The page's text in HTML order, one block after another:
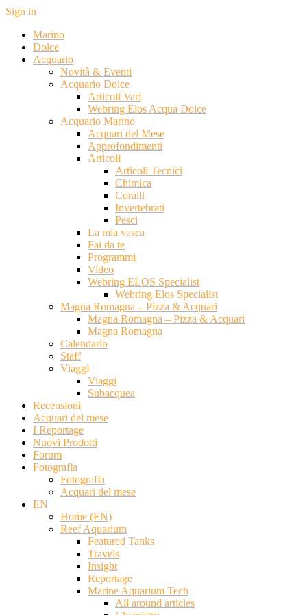
Sign in
Marino
Dolce
Acquario
Novità & Eventi
Acquario Dolce
Articoli Vari
Webring Elos Acqua Dolce
Acquario Marino
Acquari del Mese
Approfondimenti
Articoli
Articoli Tecnici
Chimica
Coralli
Invertebrati
Pesci
La mia vasca
Fai da te
Programmi
Video
Webring ELOS Specialist
Webring Elos Specialist
Magna Romagna – Pizza & Acquari
Magna Romagna – Pizza & Acquari
Magna Romagna
Calendario
Staff
Viaggi
Viaggi
Subacquea
Recensioni
Acquari del mese
I Reportage
Nuovi Prodotti
Forum
Fotografia
Fotografia
Acquari del mese
EN
Home (EN)
Reef Aquarium
Featured Tanks
Travels
Insight
Reportage
Marine Aquarium Tech
All around articles